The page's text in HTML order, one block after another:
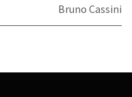
Bruno Cassini